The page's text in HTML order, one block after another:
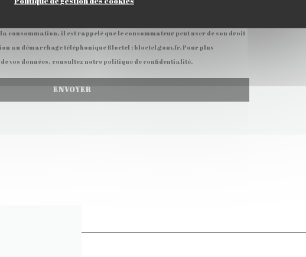
consommation, il est rappelé que le consommateur peut user de son droit
au démarchage téléphonique Bloctel : bloctel.gouv.fr. Pour plus
vos données, consultez notre politique de confidentialité.